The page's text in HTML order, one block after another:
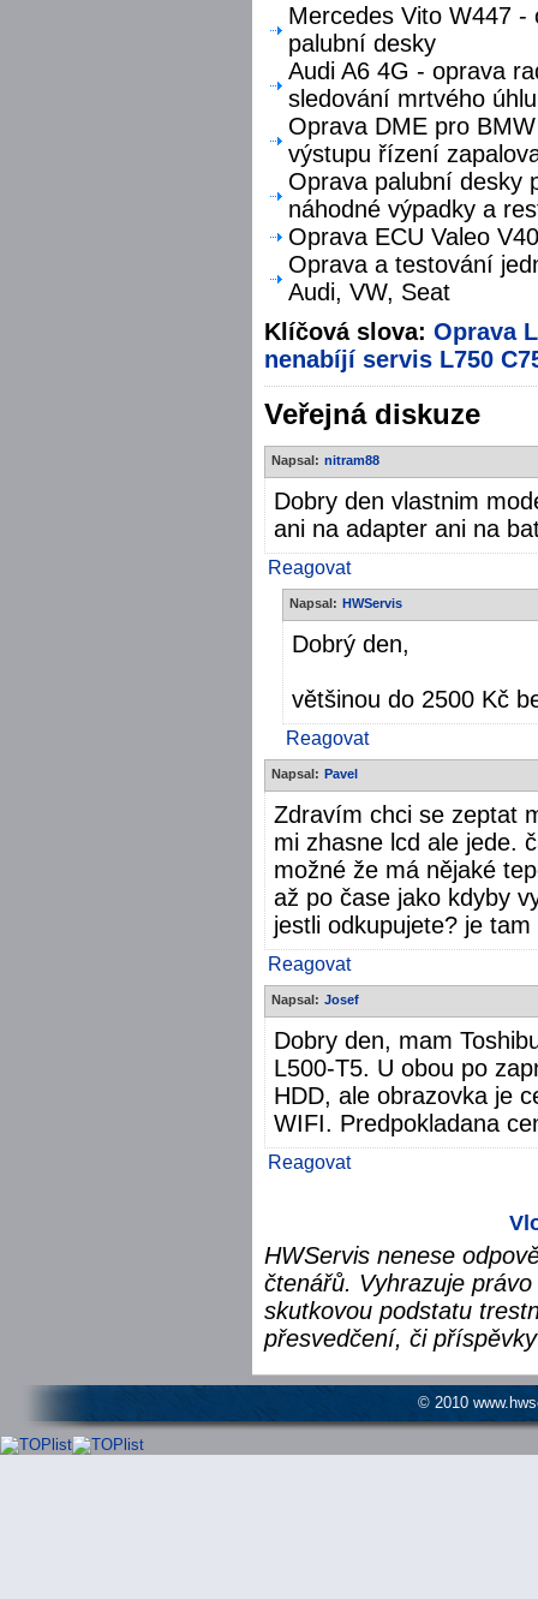
Mercedes Vito W447
palubní desky
Audi A6 4G - oprava
sledování mrtvého úhlu
Oprava DME pro
výstupu řízení
Oprava palubní desky
náhodné výpadky a
Oprava ECU Valeo
Oprava a testování
Audi, VW, Seat
Klíčová slova: Oprava
nenabíjí servis L750
Veřejná diskuze
Napsal: nitram88
Dobry den vlastnim
ani na adapter ani na
Reagovat
Napsal: HWServis
Dobrý den,
většinou do 2500 Kč
Reagovat
Napsal: Pavel
Zdravím chci se zeptat
mi zhasne lcd ale jede.
možné že má nějaké
až po čase jako kdyby
jestli odkupujete? je
Reagovat
Napsal: Josef
Dobry den, mam
L500-T5. U obou po
HDD, ale obrazovka je
WIFI. Predpokladana
Reagovat
HWServis nenese
čtenářů. Vyhrazuje
skutkovou podstatu
přesvedčení, či
© 2010